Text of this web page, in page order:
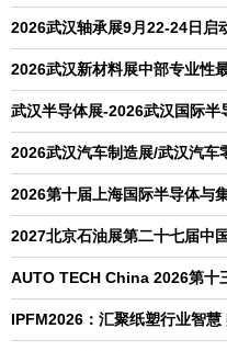
2026武汉轴承展9月22-24日启
2026武汉新材料展中部专业性
武汉半导体展-2026武汉国际半
2026武汉汽车制造展/武汉汽车
2026第十届上海国际半导体与
2027北京石油展第二十七届中
AUTO TECH China 2026第十
IPFM2026：汇聚纸塑行业智